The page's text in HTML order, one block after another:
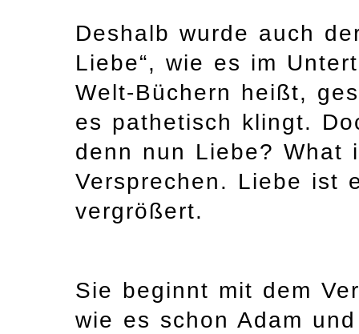
Deshalb wurde auch
Liebe“, wie es im
Welt-Büchern heißt,
es pathetisch klingt.
denn nun Liebe? What
Versprechen. Liebe ist
vergrößert.
Sie beginnt mit dem
wie es schon Adam